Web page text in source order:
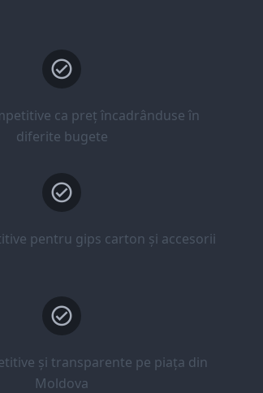
ca preț încadrânduse în
diferite bugete
pentru gips carton și accesorii
și transparente pe piața din
Moldova